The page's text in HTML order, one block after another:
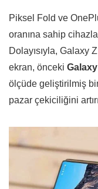
Piksel Fold ve
oranına sahip
Dolayısıyla, Galaxy
ekran, önceki
ölçüde geliştirilmiş
pazar çekiciliğini